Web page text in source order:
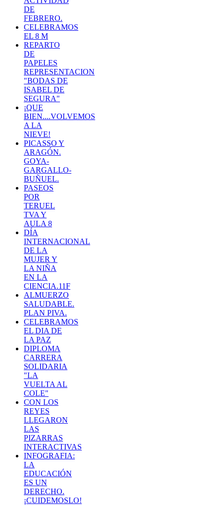
DE
FEBRERO.
CELEBRAMOS
EL 8 M
REPARTO
DE
PAPELES
REPRESENTACION
"BODAS DE
ISABEL DE
SEGURA"
¡QUE
BIEN....VOLVEMOS
A LA
NIEVE!
PICASSO Y
ARAGÓN.
GOYA-
GARGALLO-
BUÑUEL.
PASEOS
POR
TERUEL
TVA Y
AULA 8
DÍA
INTERNACIONAL
DE LA
MUJER Y
LA NIÑA
EN LA
CIENCIA.11F
ALMUERZO
SALUDABLE.
PLAN PIVA.
CELEBRAMOS
EL DIA DE
LA PAZ
DIPLOMA
CARRERA
SOLIDARIA
"LA
VUELTA AL
COLE"
CON LOS
REYES
LLEGARON
LAS
PIZARRAS
INTERACTIVAS
INFOGRAFIA:
LA
EDUCACIÓN
ES UN
DERECHO.
¡CUIDEMOSLO!